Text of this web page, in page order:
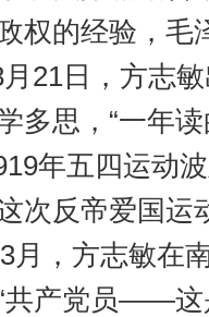
权的经验，毛
21日，方志
多思，“一年
年五四运动
次反帝爱国运
月，方志敏在
共产党员——